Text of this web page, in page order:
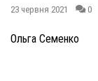
23 червня 2021 0
Ольга Семенко